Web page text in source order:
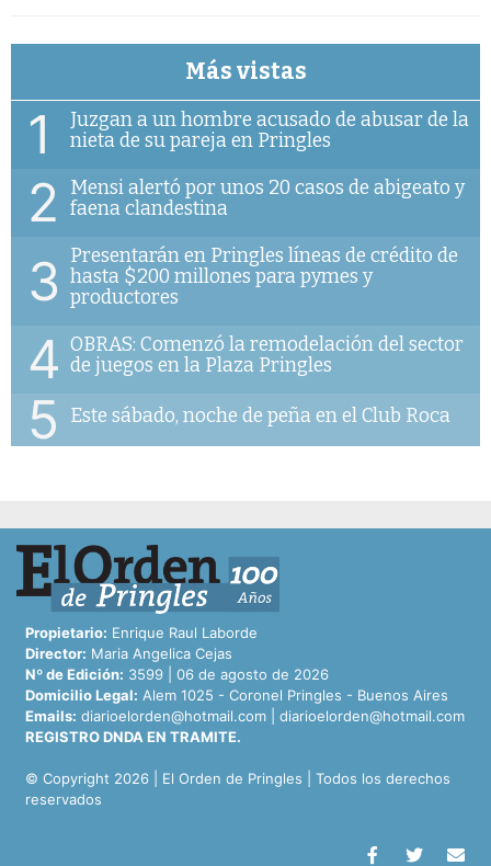
Más vistas
1
Juzgan a un hombre acusado de abusar de la
nieta de su pareja en Pringles
2
Mensi alertó por unos 20 casos de abigeato y
faena clandestina
3
Presentarán en Pringles líneas de crédito de
hasta $200 millones para pymes y
productores
4 OBRAS: Comenzó la remodelación del sector
de juegos en la Plaza Pringles
5 Este sábado, noche de peña en el Club Roca
Propietario: Enrique Raul Laborde
Director: Maria Angelica Cejas
Nº de Edición: 3599 | 06 de agosto de 2026
Domicilio Legal: Alem 1025 - Coronel Pringles - Buenos Aires
Emails: diarioelorden@hotmail.com
diarioelorden@hotmail.com
REGISTRO DNDA EN TRAMITE.
© Copyright 2026 | El Orden de Pringles | Todos los derechos
reservados